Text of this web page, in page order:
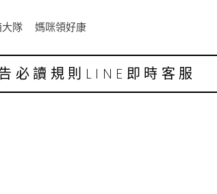
大隊 媽咪領好康
必讀規則 LINE即時客服